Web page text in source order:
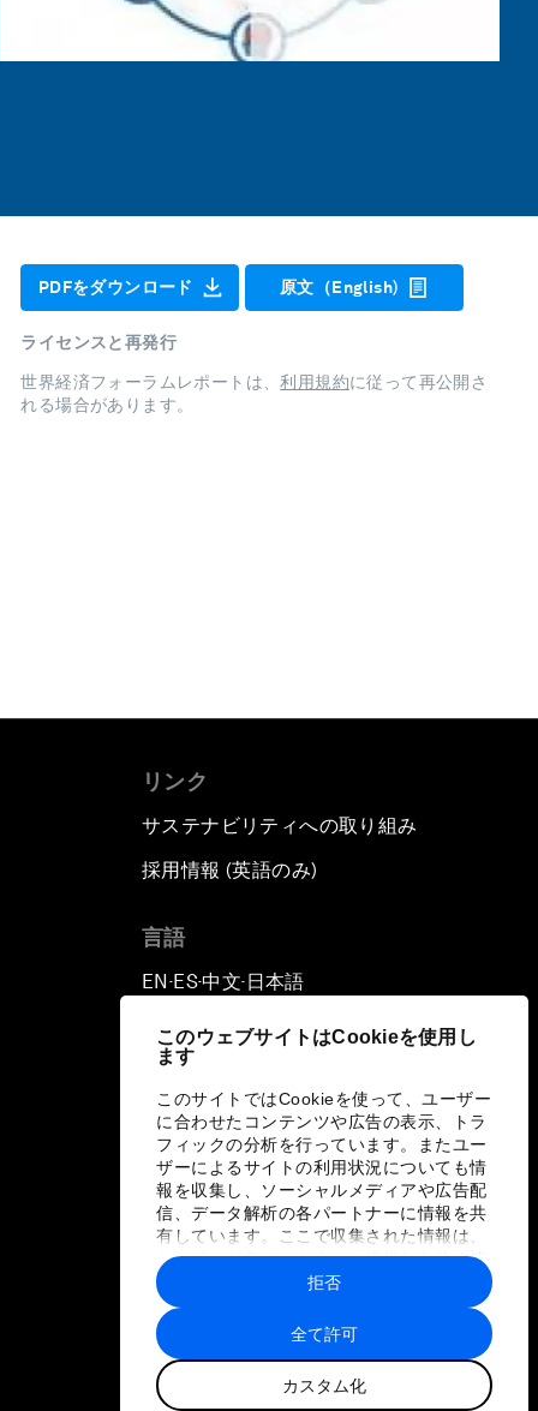
このウェブサイトはCookieを使用し
ます
このサイトではCookieを使って、ユーザー
に合わせたコンテンツや広告の表示、トラ
フィックの分析を行っています。またユー
ザーによるサイトの利用状況についても情
報を収集し、ソーシャルメディアや広告配
信、データ解析の各パートナーに情報を共
有しています。ここで収集された情報は、
ユーザーが各パートナーに提供した他の情
報や各パートナーのサービスを使用した際
に収集された情報と組み合わされ、各パー
トナーによって使用されることがありま
す。
全て許可
カスタム化
拒否
PDFをダウンロード 原文（English)
ライセンスと再発行
世界経済フォーラムレポートは、利用規約に従って再公開さ
れる場合があります。
リンク
サステナビリティへの取り組み
採用情報 (英語のみ)
言語
EN ▪ES▪中文▪ 日本語